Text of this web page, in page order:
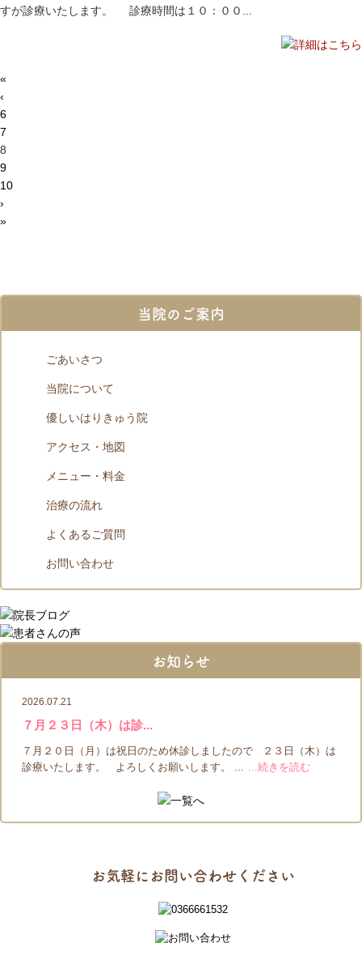
すが診療いたします。 診療時間は１０：００...
«
‹
6
7
8
9
10
›
»
当院のご案内
ごあいさつ
当院について
優しいはりきゅう院
アクセス・地図
メニュー・料金
治療の流れ
よくあるご質問
お問い合わせ
お知らせ
2026.07.21
７月２３日（木）は診...
７月２０日（月）は祝日のため休診しましたので ２３日（木）は
診療いたします。 よろしくお願いします。 ... …続きを読む
お気軽にお問い合わせください